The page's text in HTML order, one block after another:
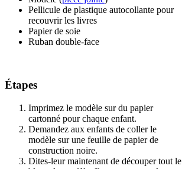
Pellicule de plastique autocollante pour
recouvrir les livres
Papier de soie
Ruban double-face
Étapes
Imprimez le modèle sur du papier
cartonné pour chaque enfant.
Demandez aux enfants de coller le
modèle sur une feuille de papier de
construction noire.
Dites-leur maintenant de découper tout le